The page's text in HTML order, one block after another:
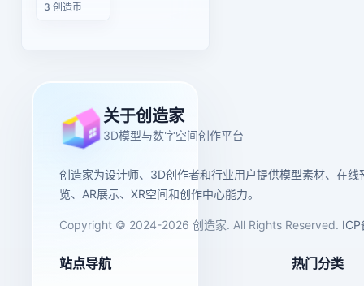
3 创造币
关于创造家
3D模型与数字空间创作平台
创造家为设计师、3D创作者和行业用户提供模型素材、在线
览、AR展示、XR空间和创作中心能力。
Copyright © 2024-2026 创造家. All Rights Reserved. ICP
站点导航 热门分类